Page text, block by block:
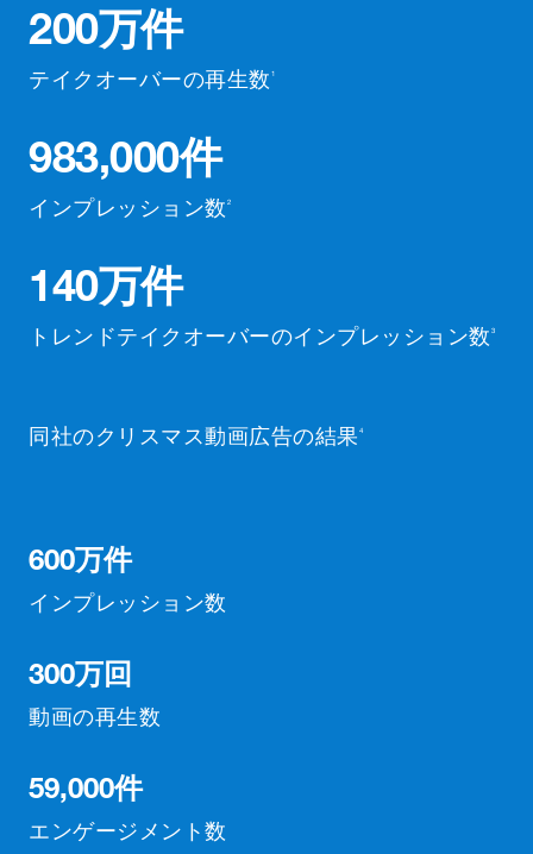
200万件
テイクオーバーの再生数 1
983,000件
インプレッション数 2
140万件
トレンドテイクオーバーのインプレッション数 3
同社のクリスマス動画広告の結果 4
600万件
インプレッション数
300万回
動画の再生数
59,000件
エンゲージメント数